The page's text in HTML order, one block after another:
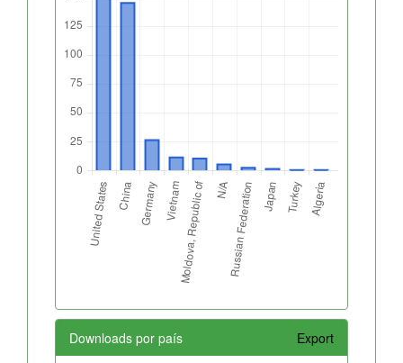
Downloads por país Export